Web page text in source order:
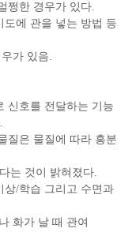
쩡한 경우가 있다.
도에 관을 넣는 방법 등
가 있음.
신호를 전달하는 기능
질은 물질에 따라 흥분
는 것이 밝혀졌다.
상/학습 그리고 수면과
화가 날 때 관여